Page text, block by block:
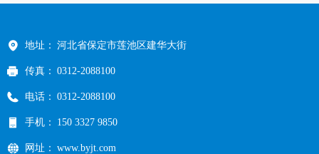
地址： 河北省保定市莲池区建华大街
传真： 0312-2088100
电话： 0312-2088100
手机： 150 3327 9850
网址： www.byjt.com